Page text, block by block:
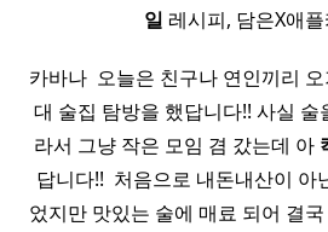
일 레시피, 담은X애
카바나 ​ 오늘은 친구나 연인끼리
대 술집 탐방을 했답니다!! 사실 술
라서 그냥 작은 모임 겸 갔는데 아
답니다!! ​ 처음으로 내돈내산이 아
었지만 맛있는 술에 매료 되어 결